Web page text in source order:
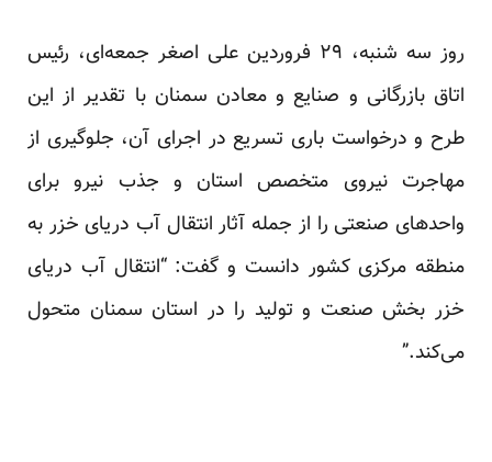
روز سه شنبه، ۲۹ فروردین علی اصغر جمعه‌ای، رئیس
اتاق بازرگانی و صنایع و معادن سمنان با تقدیر از این
طرح و درخواست باری تسریع در اجرای آن، جلوگیری از
مهاجرت نیروی متخصص استان و جذب نیرو برای
واحدهای صنعتی را از جمله آثار انتقال آب دریای خزر به
منطقه مرکزی کشور دانست و گفت: “انتقال آب دریای
خزر بخش صنعت و تولید را در استان سمنان متحول
می‌کند.”